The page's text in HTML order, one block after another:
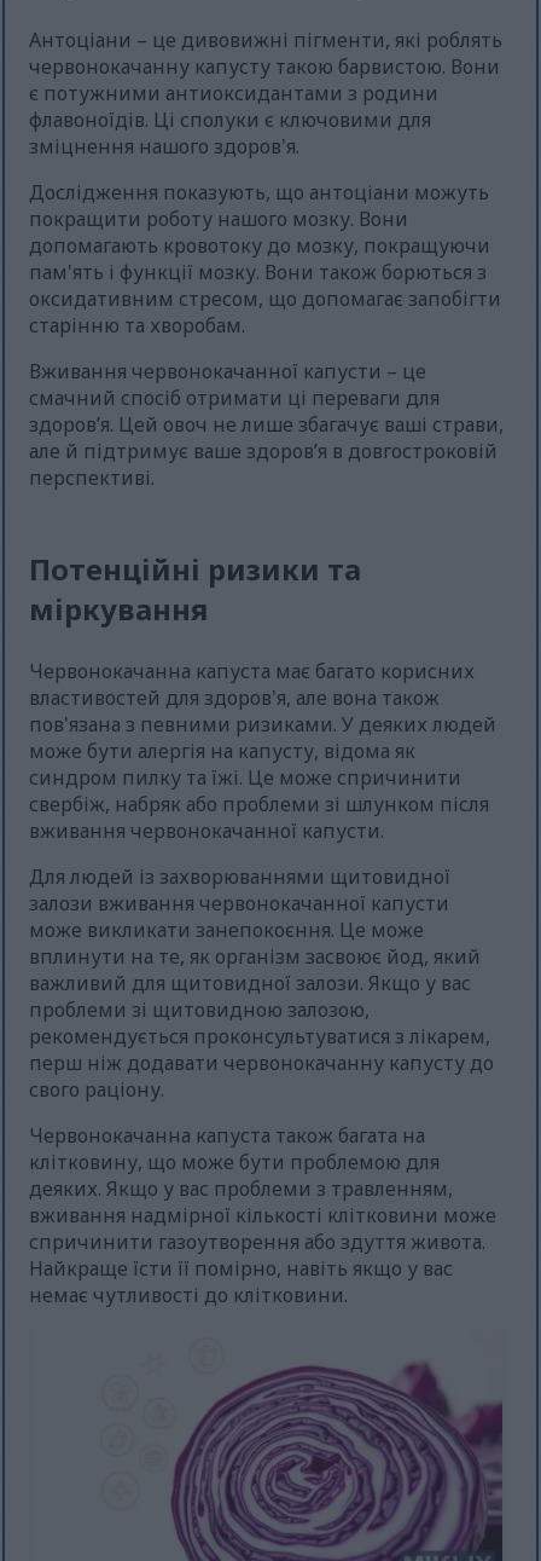
Антоціани – це дивовижні пігменти, які роблять
червонокачанну капусту такою барвистою. Вони
є потужними антиоксидантами з родини
флавоноїдів. Ці сполуки є ключовими для
зміцнення нашого здоров'я.
Дослідження показують, що антоціани можуть
покращити роботу нашого мозку. Вони
допомагають кровотоку до мозку, покращуючи
пам'ять і функції мозку. Вони також борються з
оксидативним стресом, що допомагає запобігти
старінню та хворобам.
Вживання червонокачанної капусти – це
смачний спосіб отримати ці переваги для
здоров’я. Цей овоч не лише збагачує ваші страви,
але й підтримує ваше здоров’я в довгостроковій
перспективі.
Потенційні ризики та
міркування
Червонокачанна капуста має багато корисних
властивостей для здоров'я, але вона також
пов'язана з певними ризиками. У деяких людей
може бути алергія на капусту, відома як
синдром пилку та їжі. Це може спричинити
свербіж, набряк або проблеми зі шлунком після
вживання червонокачанної капусти.
Для людей із захворюваннями щитовидної
залози вживання червонокачанної капусти
може викликати занепокоєння. Це може
вплинути на те, як організм засвоює йод, який
важливий для щитовидної залози. Якщо у вас
проблеми зі щитовидною залозою,
рекомендується проконсультуватися з лікарем,
перш ніж додавати червонокачанну капусту до
свого раціону.
Червонокачанна капуста також багата на
клітковину, що може бути проблемою для
деяких. Якщо у вас проблеми з травленням,
вживання надмірної кількості клітковини може
спричинити газоутворення або здуття живота.
Найкраще їсти її помірно, навіть якщо у вас
немає чутливості до клітковини.